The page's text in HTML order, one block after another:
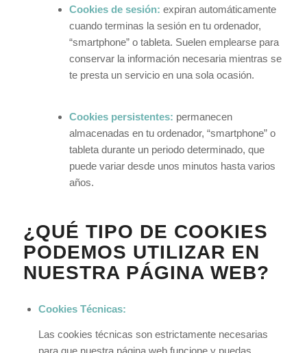
Cookies de sesión: expiran automáticamente
cuando terminas la sesión en tu ordenador,
“smartphone” o tableta. Suelen emplearse para
conservar la información necesaria mientras se
te presta un servicio en una sola ocasión.
Cookies persistentes: permanecen
almacenadas en tu ordenador, “smartphone” o
tableta durante un periodo determinado, que
puede variar desde unos minutos hasta varios
años.
¿QUÉ TIPO DE COOKIES
PODEMOS UTILIZAR EN
NUESTRA PÁGINA WEB?
Cookies Técnicas:
Las cookies técnicas son estrictamente necesarias
para que nuestra página web funcione y puedas